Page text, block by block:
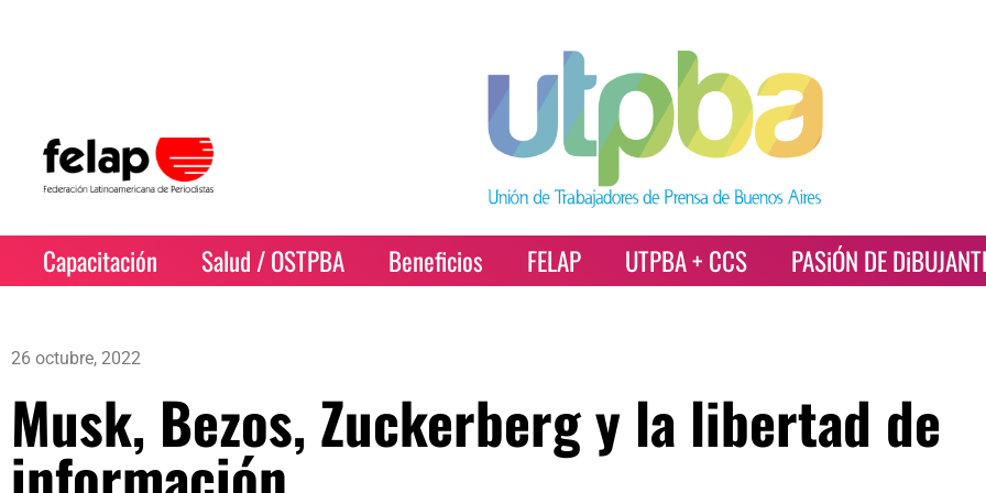
Capacitación Salud / OSTPBA Beneficios FELAP UTPBA + CCS PASiÓN DE
26 octubre, 2022
Musk, Bezos, Zuckerberg y la libertad de